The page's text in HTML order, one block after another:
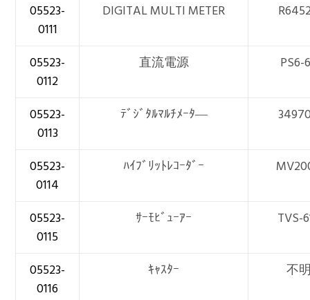
05523-
0111
DIGITAL MULTI METER
05523-
0112
直流電源 PS6-
05523-
0113
ﾃﾞｼﾞﾀﾙﾏﾙﾁﾒｰﾀ―
05523-
0114
ﾊｲﾌﾞﾘｯﾄﾚｺｰﾀﾞｰ
05523-
0115
ｻｰﾓﾋﾞｭｰｱｰ TVS-
05523-
0116
ｷｬｽﾀｰ 不